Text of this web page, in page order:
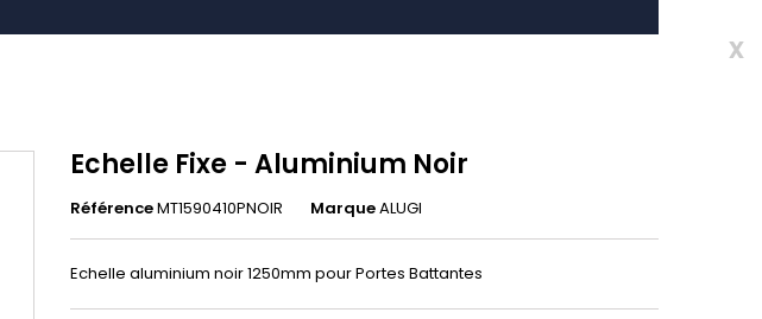
x
Echelle Fixe - Aluminium Noir
RéférenceMT1590410PNOIR MarqueALUGI
Echelle aluminium noir 1250mm pour Portes Battantes